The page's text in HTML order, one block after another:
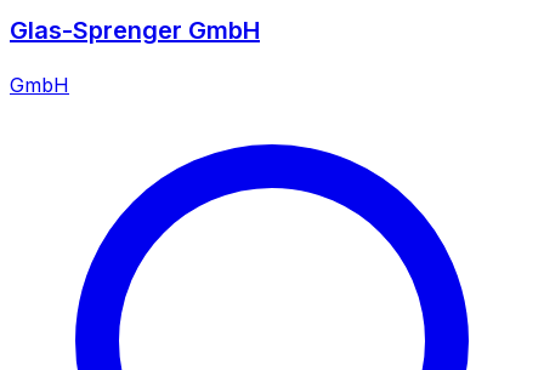
Glas-Sprenger GmbH
GmbH